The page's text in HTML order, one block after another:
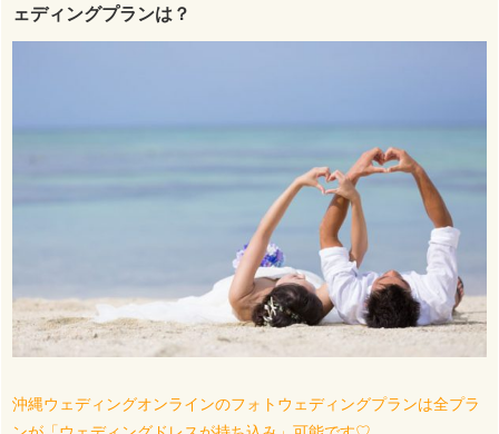
ェディングプランは？
沖縄ウェディングオンラインのフォトウェディングプランは全プラ